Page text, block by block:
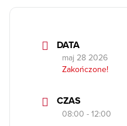
DATA
maj 28 2026
Zakończone!
CZAS
08:00 - 12:00